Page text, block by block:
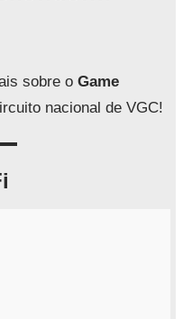
sobre o Game
nacional de VGC!